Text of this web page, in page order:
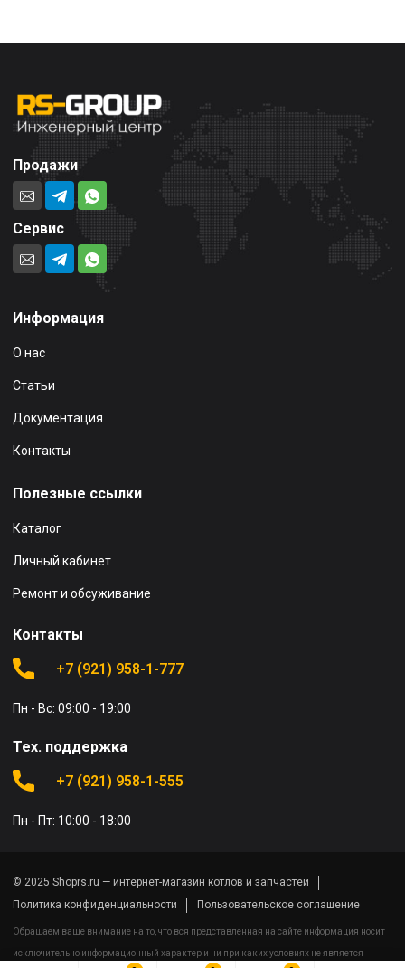
Продажи
Сервис
Информация
О нас
Статьи
Документация
Контакты
Полезные ссылки
Каталог
Личный кабинет
Ремонт и обсуживание
Контакты
+7 (921) 958-1-777
Пн - Вс: 09:00 - 19:00
Тех. поддержка
+7 (921) 958-1-555
Пн - Пт: 10:00 - 18:00
© 2025 Shoprs.ru — интернет-магазин котлов и запчастей
Политика конфиденциальности
Пользовательское соглашение
Обращаем ваше внимание на то, что вся представленная на сайте информация носит
исключительно информационный характер и ни при каких условиях не является